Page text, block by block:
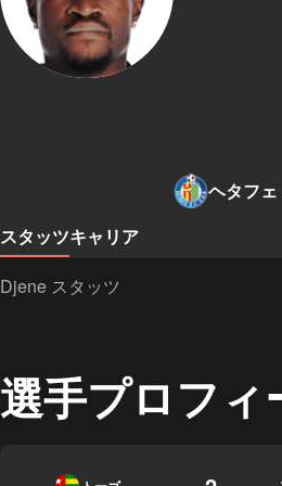
ヘタフェ
スタッツキャリア
Djene スタッツ
選手プロフィ